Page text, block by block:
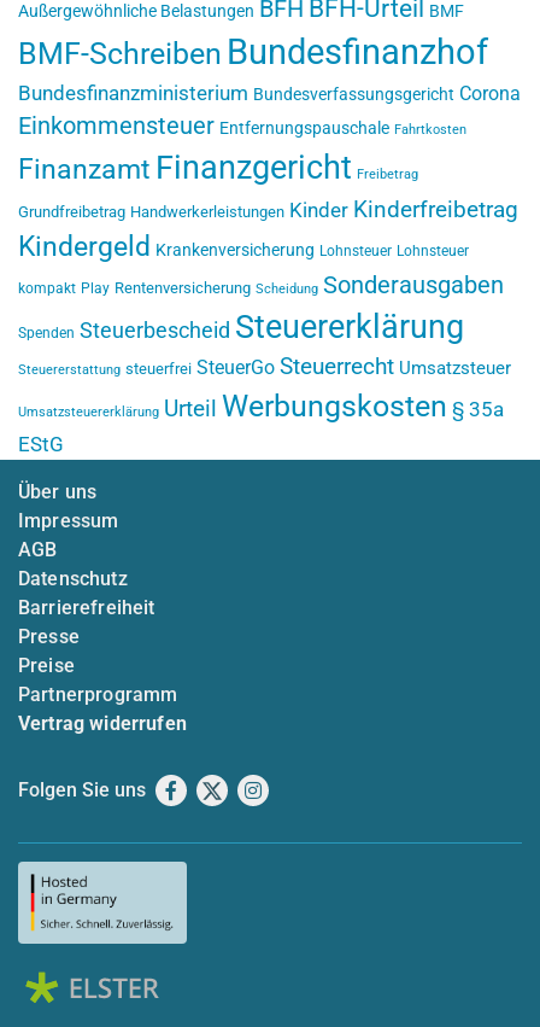
Außergewöhnliche Belastungen BFH BFH-Urteil BMF
BMF-Schreiben Bundesfinanzhof
Bundesfinanzministerium Bundesverfassungsgericht Corona
Einkommensteuer Entfernungspauschale Fahrtkosten
Finanzamt Finanzgericht Freibetrag
Grundfreibetrag Handwerkerleistungen Kinder Kinderfreibetrag
Kindergeld Krankenversicherung Lohnsteuer Lohnsteuer
kompakt Play Rentenversicherung Scheidung Sonderausgaben
Spenden Steuerbescheid Steuererklärung
Steuererstattung steuerfrei SteuerGo Steuerrecht Umsatzsteuer
Umsatzsteuererklärung Urteil Werbungskosten § 35a
EStG
Über uns
Impressum
AGB
Datenschutz
Barrierefreiheit
Presse
Preise
Partnerprogramm
Vertrag widerrufen
Folgen Sie uns Facebook
X Instagram